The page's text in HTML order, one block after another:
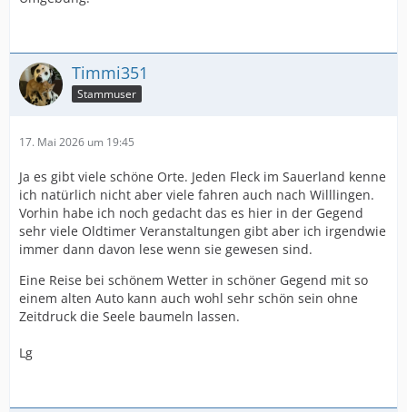
Timmi351
Stammuser
17. Mai 2026 um 19:45
Ja es gibt viele schöne Orte. Jeden Fleck im Sauerland kenne
ich natürlich nicht aber viele fahren auch nach Willlingen.
Vorhin habe ich noch gedacht das es hier in der Gegend
sehr viele Oldtimer Veranstaltungen gibt aber ich irgendwie
immer dann davon lese wenn sie gewesen sind.
Eine Reise bei schönem Wetter in schöner Gegend mit so
einem alten Auto kann auch wohl sehr schön sein ohne
Zeitdruck die Seele baumeln lassen.
Lg